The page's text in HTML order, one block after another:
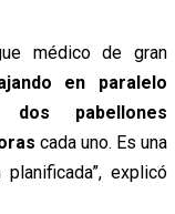
médico de gran
en paralelo
dos pabellones
cada uno. Es una
explicó